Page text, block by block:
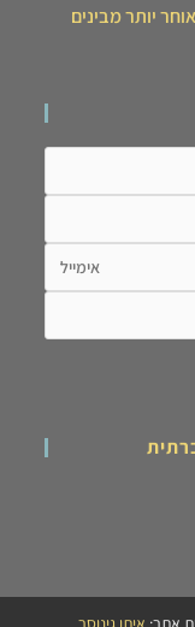
יותר מבינים